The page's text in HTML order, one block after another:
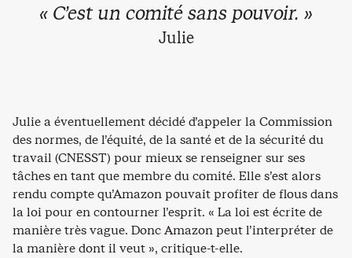
« C’est un comité sans pouvoir. »
Julie
Julie a éventuellement décidé d’appeler la Commission
des normes, de l’équité, de la santé et de la sécurité du
travail (CNESST) pour mieux se renseigner sur ses
tâches en tant que membre du comité. Elle s’est alors
rendu compte qu’Amazon pouvait profiter de flous dans
la loi pour en contourner l’esprit. « La loi est écrite de
manière très vague. Donc Amazon peut l’interpréter de
la manière dont il veut », critique-t-elle.